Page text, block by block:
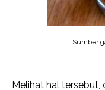
Sumber
Melihat hal tersebut,